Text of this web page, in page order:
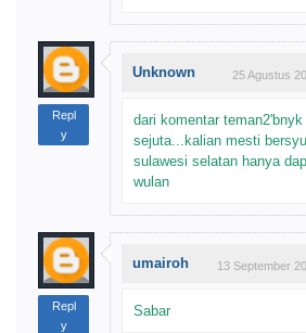
Repl
y
Unknown 25 Agustus
dari komentar
sejuta...kalian mesti
sulawesi selatan hanya
wulan
Repl
y
umairoh 13 September
Sabar